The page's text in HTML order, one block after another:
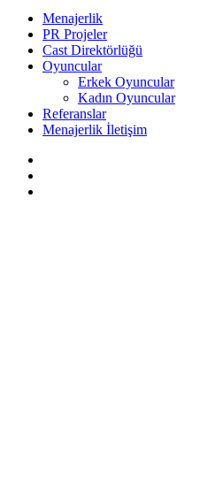
Close
Menu
Menajerlik
PR Projeler
Cast Direktörlüğü
Oyuncular
Erkek Oyuncular
Kadın Oyuncular
Referanslar
Menajerlik İletişim